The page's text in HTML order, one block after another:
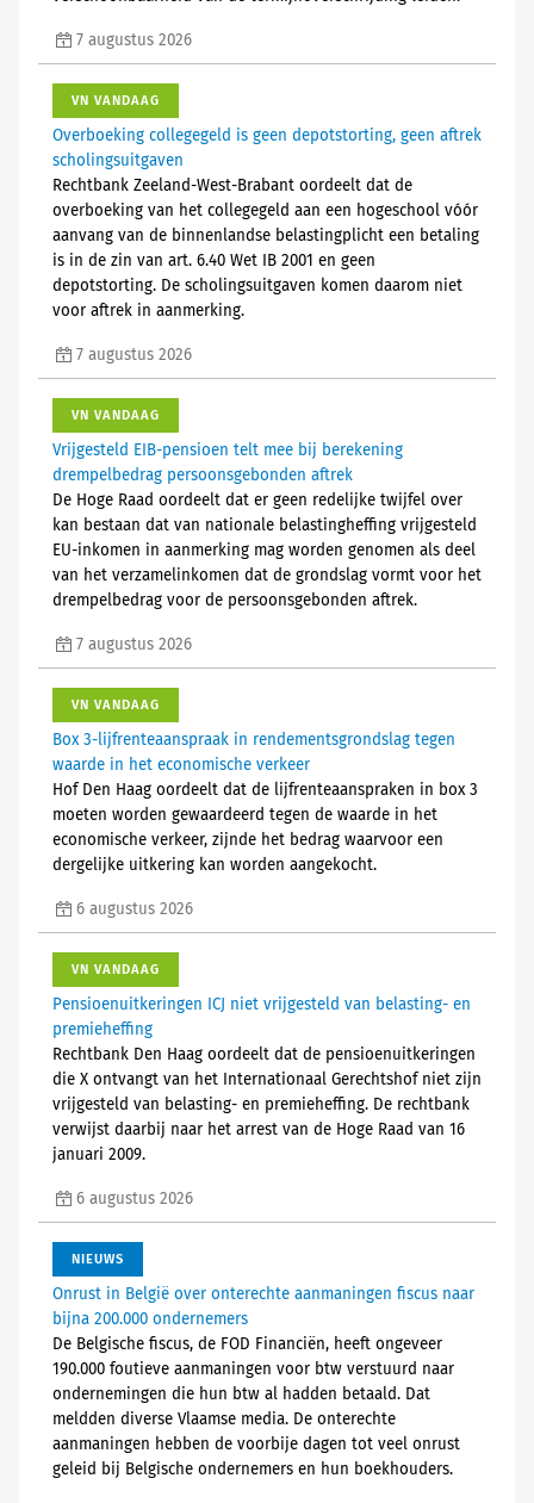
7 augustus 2026
VN VANDAAG
Overboeking collegegeld is geen depotstorting, geen aftrek
scholingsuitgaven
Rechtbank Zeeland-West-Brabant oordeelt dat de
overboeking van het collegegeld aan een hogeschool vóór
aanvang van de binnenlandse belastingplicht een betaling
is in de zin van art. 6.40 Wet IB 2001 en geen
depotstorting. De scholingsuitgaven komen daarom niet
voor aftrek in aanmerking.
7 augustus 2026
VN VANDAAG
Vrijgesteld EIB-pensioen telt mee bij berekening
drempelbedrag persoonsgebonden aftrek
De Hoge Raad oordeelt dat er geen redelijke twijfel over
kan bestaan dat van nationale belastingheffing vrijgesteld
EU-inkomen in aanmerking mag worden genomen als deel
van het verzamelinkomen dat de grondslag vormt voor het
drempelbedrag voor de persoonsgebonden aftrek.
7 augustus 2026
VN VANDAAG
Box 3-lijfrenteaanspraak in rendementsgrondslag tegen
waarde in het economische verkeer
Hof Den Haag oordeelt dat de lijfrenteaanspraken in box 3
moeten worden gewaardeerd tegen de waarde in het
economische verkeer, zijnde het bedrag waarvoor een
dergelijke uitkering kan worden aangekocht.
6 augustus 2026
VN VANDAAG
Pensioenuitkeringen ICJ niet vrijgesteld van belasting- en
premieheffing
Rechtbank Den Haag oordeelt dat de pensioenuitkeringen
die X ontvangt van het Internationaal Gerechtshof niet zijn
vrijgesteld van belasting- en premieheffing. De rechtbank
verwijst daarbij naar het arrest van de Hoge Raad van 16
januari 2009.
6 augustus 2026
NIEUWS
Onrust in België over onterechte aanmaningen fiscus naar
bijna 200.000 ondernemers
De Belgische fiscus, de FOD Financiën, heeft ongeveer
190.000 foutieve aanmaningen voor btw verstuurd naar
ondernemingen die hun btw al hadden betaald. Dat
meldden diverse Vlaamse media. De onterechte
aanmaningen hebben de voorbije dagen tot veel onrust
geleid bij Belgische ondernemers en hun boekhouders.